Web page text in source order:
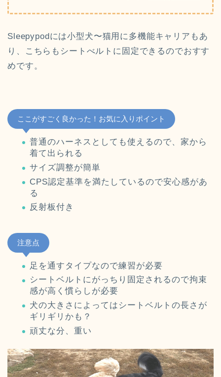
Sleepypodには小型犬〜猫用に多機能キャリアもあ
り、こちらもシートべルトに固定できるのでおすす
めです。
ここがすごく良かった！お気に入りポイント
普通のハーネスとしても使えるので、家から
着て出られる
サイズ調整が簡単
CPS認定基準を満たしているので安心感があ
る
反射板付き
注意点
足を通すタイプなので練習が必要
シートベルトにがっちり固定されるので拘束
感が高く慣らしが必要
犬の大きさによってはシートベルトの長さが
ギリギリかも？
頑丈な分、重い